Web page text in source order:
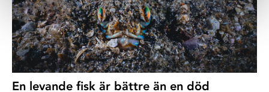
En levande fisk är bättre än en död